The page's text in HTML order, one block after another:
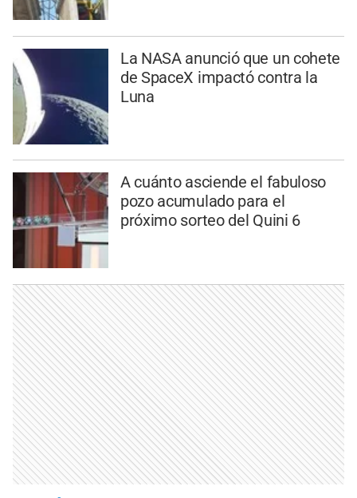
La NASA anunció que un cohete
de SpaceX impactó contra la
Luna
A cuánto asciende el fabuloso
pozo acumulado para el
próximo sorteo del Quini 6